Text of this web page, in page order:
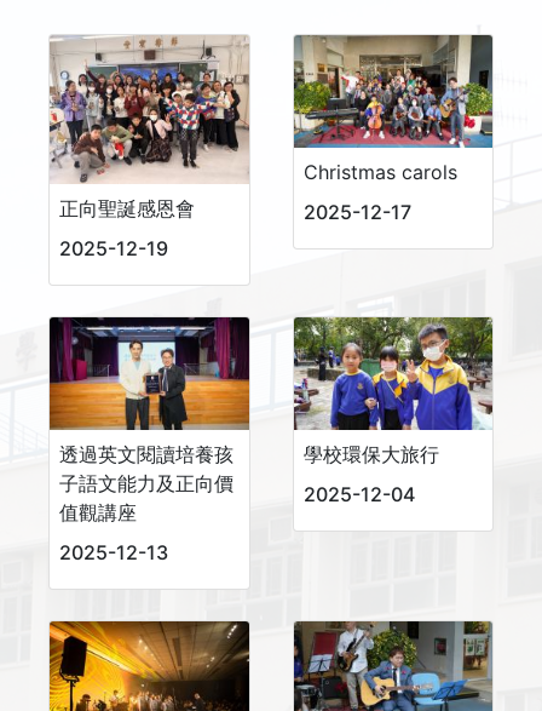
正向聖誕感恩會
2025-12-19
Christmas carols
2025-12-17
透過英文閱讀培養孩
子語文能力及正向價
值觀講座
2025-12-13
學校環保大旅行
2025-12-04